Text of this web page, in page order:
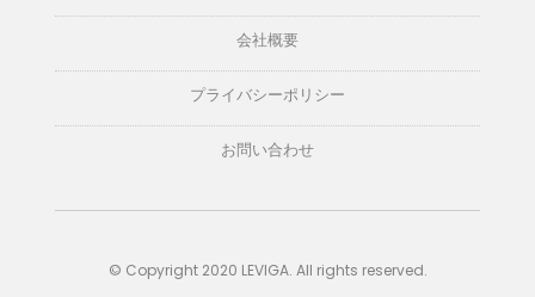
会社概要
プライバシーポリシー
お問い合わせ
© Copyright 2020 LEVIGA. All rights reserved.